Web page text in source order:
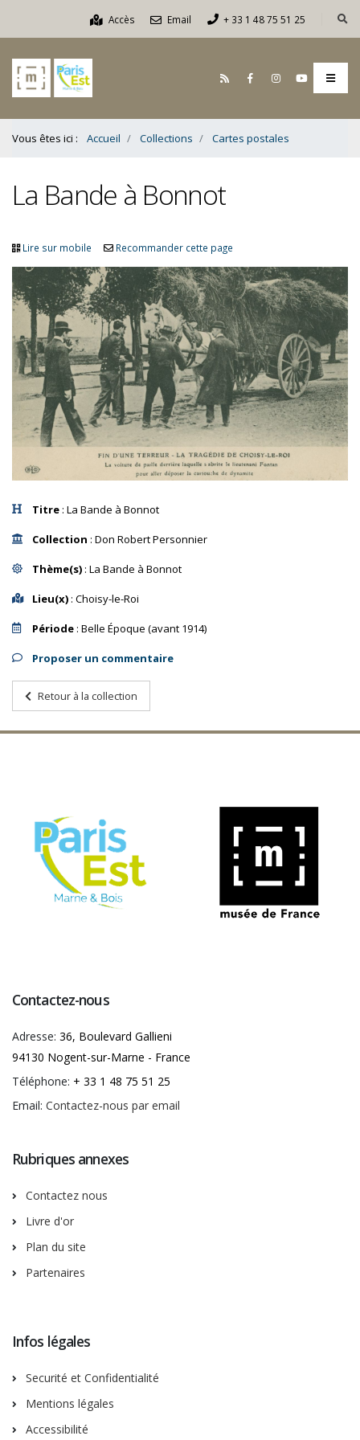
Accès Email + 33 1 48 75 51 25
Vous êtes ici : Accueil Collections Cartes postales
La Bande à Bonnot
Lire sur mobile Recommander cette page
Titre : La Bande à Bonnot
Collection : Don Robert Personnier
Thème(s) : La Bande à Bonnot
Lieu(x) : Choisy-le-Roi
Période : Belle Époque (avant 1914)
Proposer un commentaire
Retour à la collection
Contactez-nous
Adresse: 36, Boulevard Gallieni
94130 Nogent-sur-Marne - France
Téléphone: + 33 1 48 75 51 25
Email: Contactez-nous par email
Rubriques annexes
Contactez nous
Livre d'or
Plan du site
Partenaires
Infos légales
Securité et Confidentialité
Mentions légales
Accessibilité